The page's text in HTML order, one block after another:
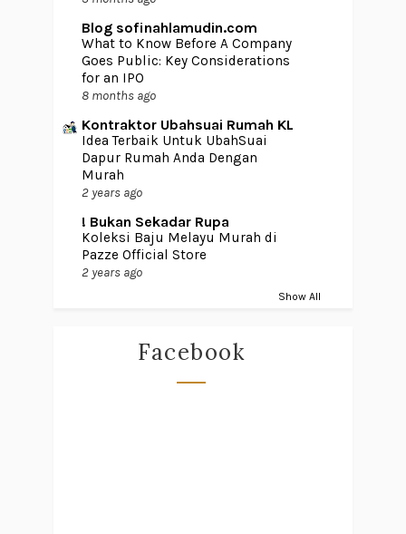
Blog sofinahlamudin.com
What to Know Before A Company
Goes Public: Key Considerations
for an IPO
8 months ago
Kontraktor Ubahsuai Rumah KL
Idea Terbaik Untuk UbahSuai
Dapur Rumah Anda Dengan
Murah
2 years ago
! Bukan Sekadar Rupa
Koleksi Baju Melayu Murah di
Pazze Official Store
2 years ago
Show All
Facebook